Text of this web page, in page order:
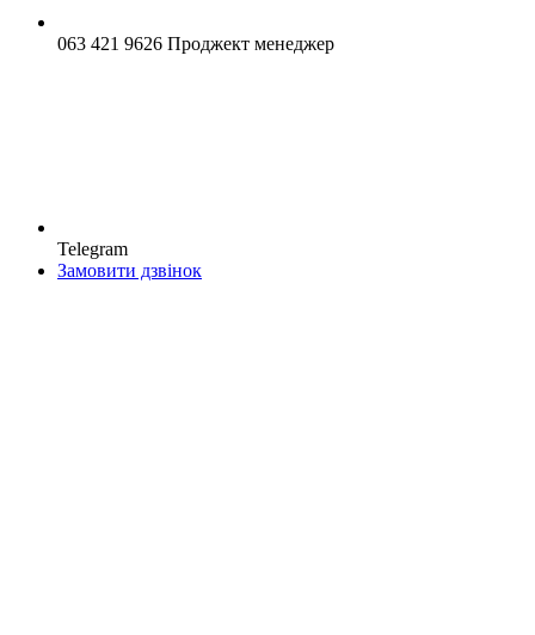
063 421 9626 Проджект менеджер
Telegram
Замовити дзвінок